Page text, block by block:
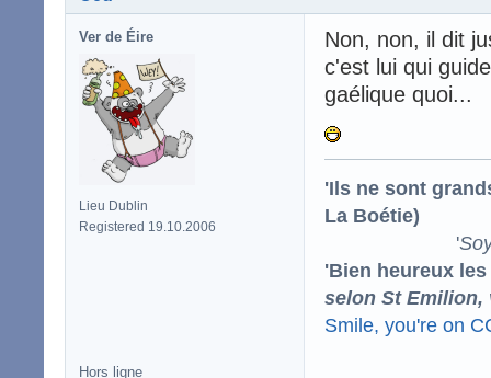
Ver de Éire
Lieu Dublin
Registered 19.10.2006
Non, non, il dit
c'est lui qui
gaélique quoi...
'Ils ne sont
La Boétie)
'
'Bien heureux
selon St Emilion,
Smile, you're on
Hors ligne